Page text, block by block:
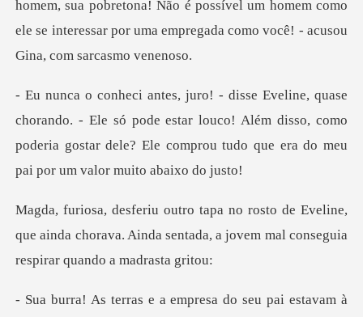
pobretona! Não é possível um homem como
ele se interessar por
- Ele só pode estar louco! Além disso, como
poderia gostar dele? El
veline,
que ainda chorava. Ainda sentada, a jovem